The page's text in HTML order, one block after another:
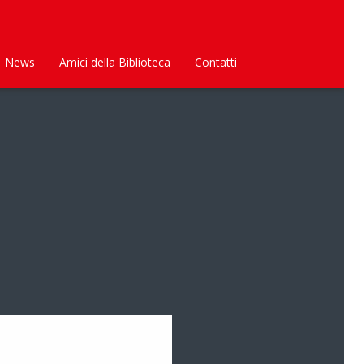
News Amici della Biblioteca Contatti